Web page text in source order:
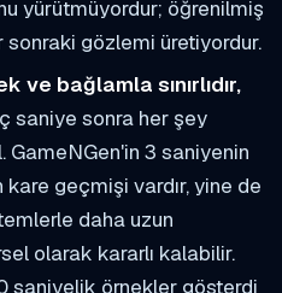
yürütmüyordur; öğrenilmiş
sonraki gözlemi üretiyordur.
ve bağlamla sınırlıdır,
saniye sonra her şey
3 saniyenin
geçmişi vardır, yine de
daha uzun
olarak kararlı kalabilir.
saniyelik örnekler gösterdi